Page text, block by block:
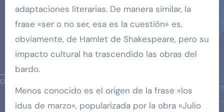
adaptaciones literarias. De manera similar, la
frase «ser o no ser, esa es la cuestión» es,
obviamente, de Hamlet de Shakespeare, pero su
impacto cultural ha trascendido las obras del
bardo.
Menos conocido es el origen de la frase «los
idus de marzo», popularizada por la obra «Julio